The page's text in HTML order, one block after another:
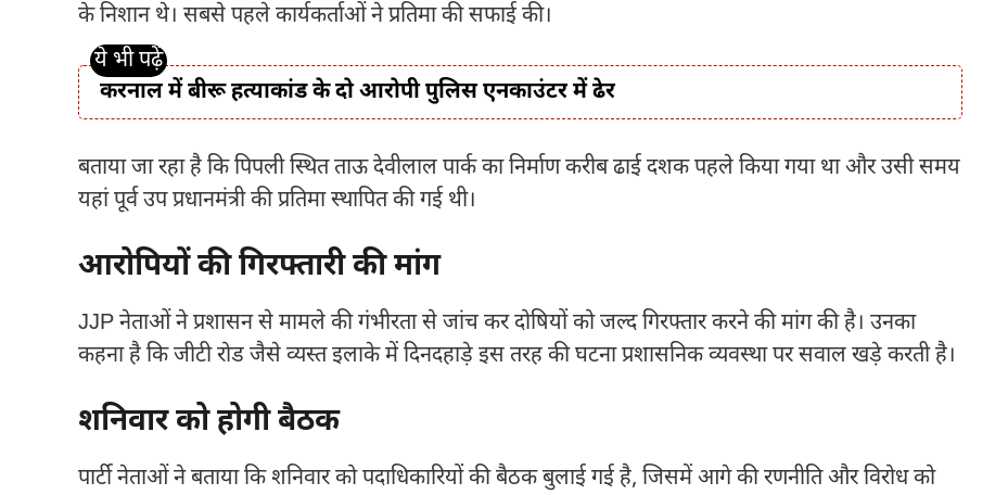
के निशान थे। सबसे पहले कार्यकर्ताओं ने प्रतिमा की सफाई की।
करनाल में बीरू हत्याकांड के दो आरोपी पुलिस एनकाउंटर में ढेर
बताया जा रहा है कि पिपली स्थित ताऊ देवीलाल पार्क का निर्माण करीब ढाई दशक पहले किया गया था और उसी समय
यहां पूर्व उप प्रधानमंत्री की प्रतिमा स्थापित की गई थी।
आरोपियों की गिरफ्तारी की मांग
JJP नेताओं ने प्रशासन से मामले की गंभीरता से जांच कर दोषियों को जल्द गिरफ्तार करने की मांग की है। उनका
कहना है कि जीटी रोड जैसे व्यस्त इलाके में दिनदहाड़े इस तरह की घटना प्रशासनिक व्यवस्था पर सवाल खड़े करती है।
शनिवार को होगी बैठक
पार्टी नेताओं ने बताया कि शनिवार को पदाधिकारियों की बैठक बुलाई गई है, जिसमें आगे की रणनीति और विरोध को